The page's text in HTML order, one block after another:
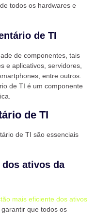
todos os hardwares e
de TI
de componentes, tais
e aplicativos, servidores,
entre outros.
de TI é um componente
de TI
de TI são essenciais
ativos da
mais eficiente dos ativos
que todos os